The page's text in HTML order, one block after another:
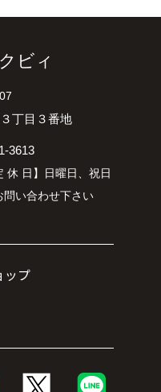
ビィ
丁目３番地
3613
休 日】日曜日、祝日
い合わせ下さい